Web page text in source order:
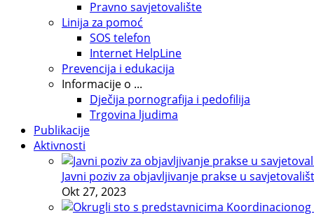
Pravno savjetovalište
Linija za pomoć
SOS telefon
Internet HelpLine
Prevencija i edukacija
Informacije o ...
Dječija pornografija i pedofilija
Trgovina ljudima
Publikacije
Aktivnosti
Javni poziv za objavljivanje prakse u
Okt 27, 2023